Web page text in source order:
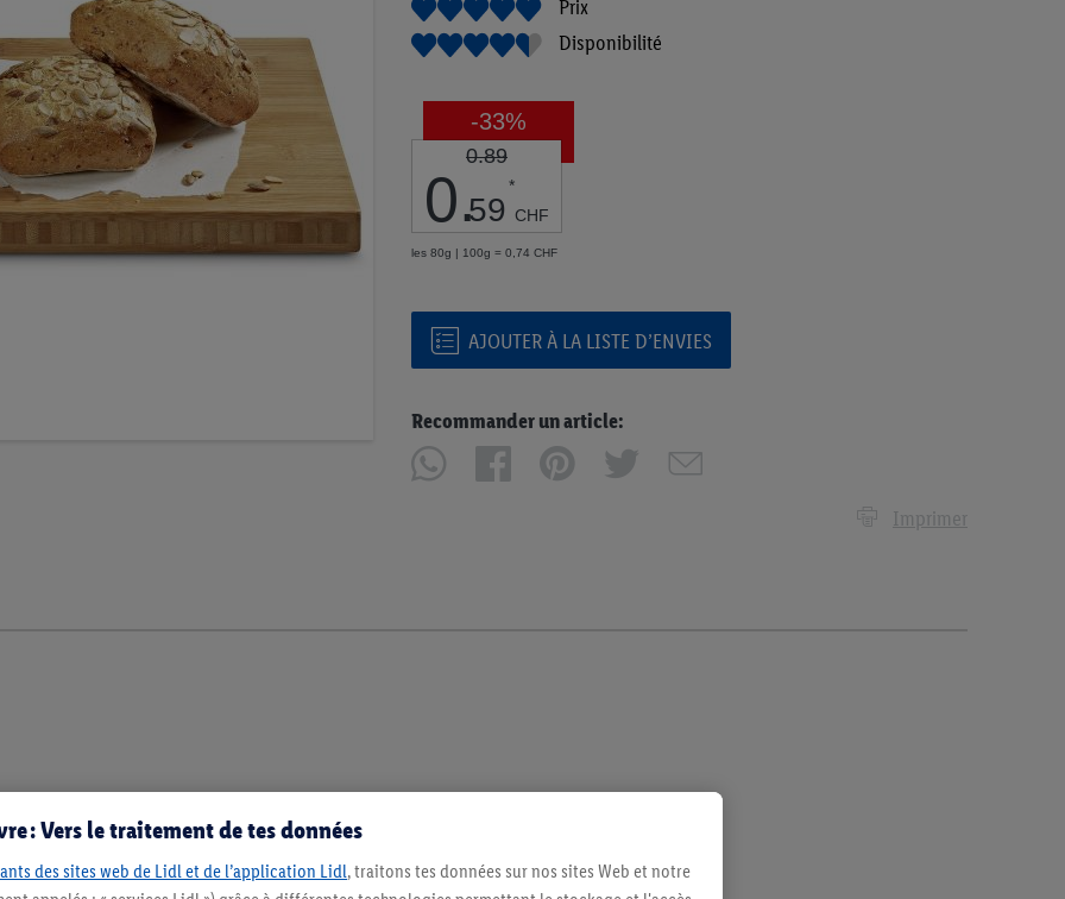
Prix
Disponibilité
-33%
0.89
0.59
*
CHF
les 80g | 100g = 0,74 CHF
AJOUTER À LA LISTE D’ENVIES
Recommander un article:
Imprimer
farine de
deblé, dextrose, levure, farine de malt
de traitement de la farine: acide
de soja, de lait, de fruits à coque, de
: Vers le traitement de tes données
des sites web de Lidl et de l’application Lidl, traitons tes données sur nos sites Web et notre